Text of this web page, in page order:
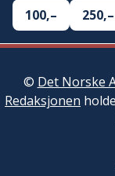
100,–
250,–
© Det Norske
Redaksjonen